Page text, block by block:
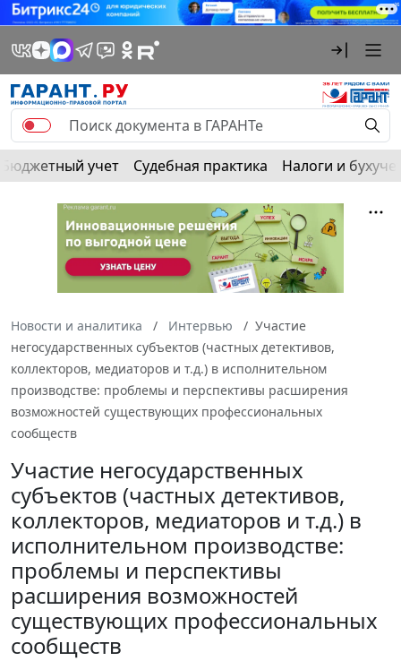
Бюджетный учет Судебная практика Налоги и
Новости и аналитика Интервью
Участие
негосударственных субъектов (частных детективов,
коллекторов, медиаторов и т.д.) в исполнительном
производстве: проблемы и перспективы расширения
возможностей существующих профессиональных
сообществ
Участие негосударственных
субъектов (частных детективов,
коллекторов, медиаторов и т.д.) в
исполнительном производстве:
проблемы и перспективы
расширения возможностей
существующих профессиональных
сообществ